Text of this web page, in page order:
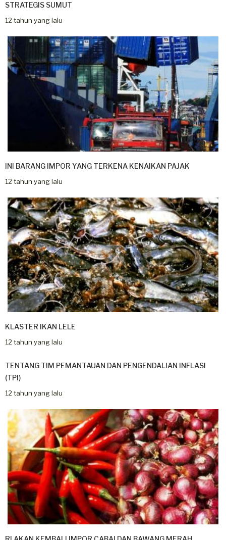
STRATEGIS SUMUT
12 tahun yang lalu
INI BARANG IMPOR YANG TERKENA KENAIKAN PAJAK
12 tahun yang lalu
KLASTER IKAN LELE
12 tahun yang lalu
TENTANG TIM PEMANTAUAN DAN PENGENDALIAN INFLASI
(TPI)
12 tahun yang lalu